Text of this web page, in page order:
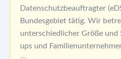
Datenschutzbeauftragter
Bundesgebiet tätig. Wir
unterschiedlicher Größe
ups und